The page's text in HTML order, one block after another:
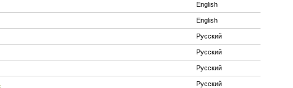
English
English
Русский
Русский
Русский
Русский